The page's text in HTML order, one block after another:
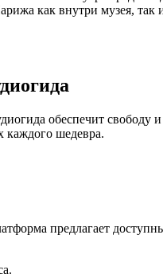
как внутри музея,
обеспечит
каждого шедевра.
предлагает